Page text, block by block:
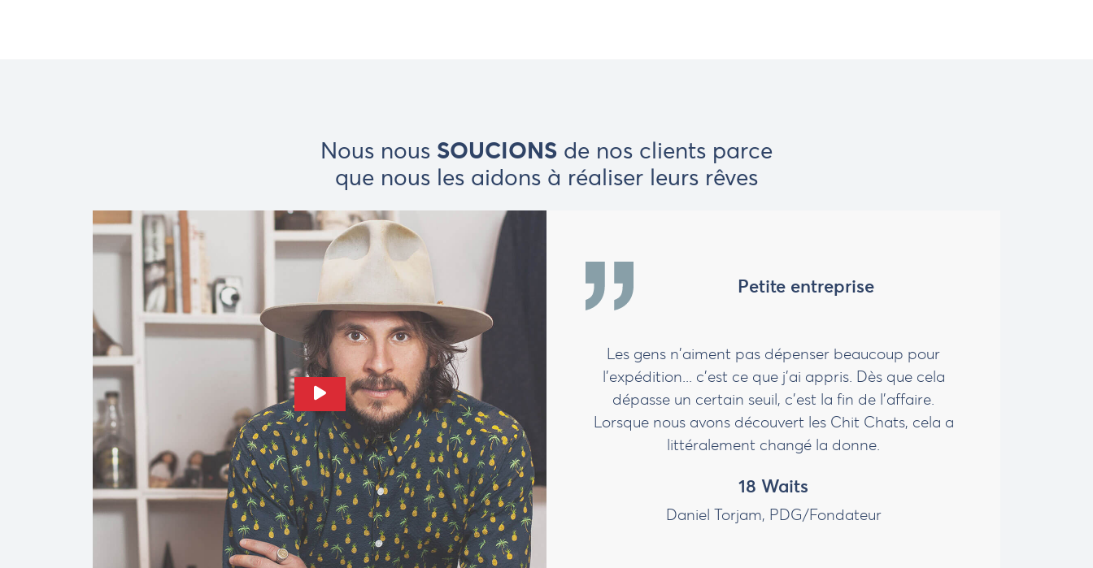
Nous nous SOUCIONS de nos clients parce
que nous les aidons à réaliser leurs rêves
Petite entreprise
Les gens n'aiment pas dépenser beaucoup pour
l'expédition... c'est ce que j'ai appris. Dès que cela
dépasse un certain seuil, c'est la fin de l'affaire.
Lorsque nous avons découvert les Chit Chats, cela a
littéralement changé la donne.
18 Waits
Daniel Torjam, PDG/Fondateur
Play Video